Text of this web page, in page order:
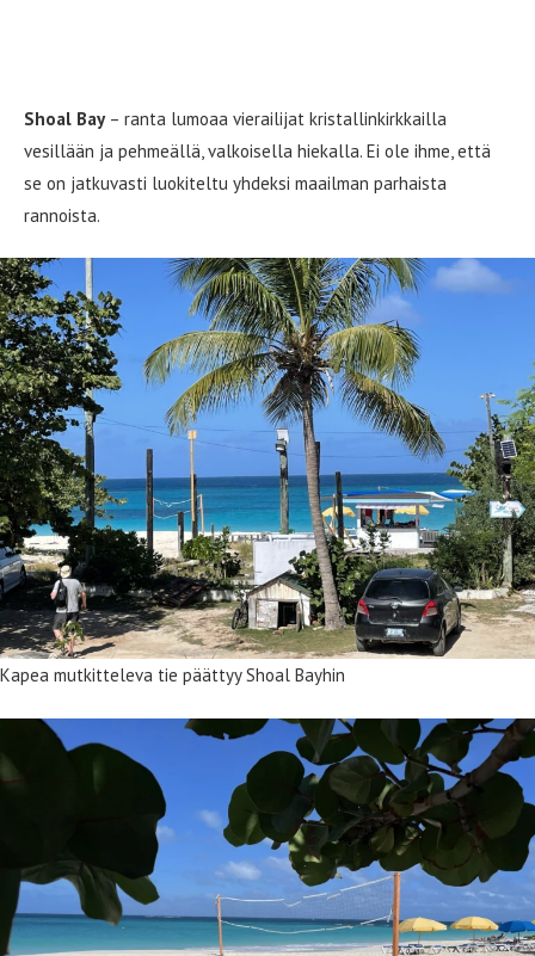
Shoal Bay – ranta lumoaa vierailijat kristallinkirkkailla
vesillään ja pehmeällä, valkoisella hiekalla. Ei ole ihme, että
se on jatkuvasti luokiteltu yhdeksi maailman parhaista
rannoista.
Kapea mutkitteleva tie päättyy Shoal Bayhin